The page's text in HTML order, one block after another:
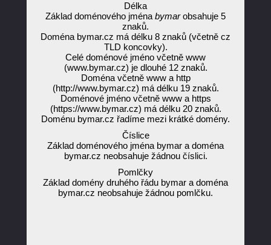
Délka
Základ doménového jména bymarobsahuje 5
znaků.
Doména bymar.cz má délku 8 znaků (včetně cz
TLD koncovky).
Celé doménové jméno včetně www
(www.bymar.cz) je dlouhé 12 znaků.
Doména včetně www a http
(http://www.bymar.cz) má délku 19 znaků.
Doménové jméno včetně www a https
(https://www.bymar.cz) má délku 20 znaků.
Doménu bymar.cz řadíme mezi krátké domény.
Číslice
Základ doménového jména bymar a doména
bymar.cz neobsahuje žádnou číslici.
Pomlčky
Základ domény druhého řádu bymar a doména
bymar.cz neobsahuje žádnou pomlčku.